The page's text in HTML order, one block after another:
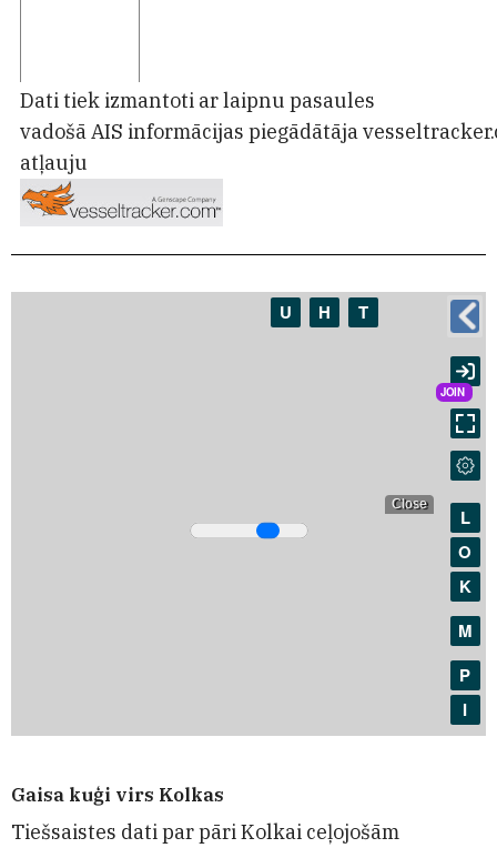
Dati tiek izmantoti ar laipnu pasaules
vadošāAIS informācijas piegādātāja
atļauju
Gaisa kuģi virs Kolkas
Tiešsaistes dati par pāri Kolkai ceļojošām